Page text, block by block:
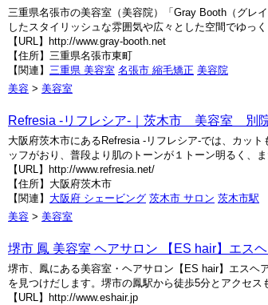
三重県名張市の美容室（美容院）「Gray Booth（グレ
したスタイリッシュな雰囲気や広々とした空間でゆっ
【URL】http://www.gray-booth.net
【住所】三重県名張市東町
【関連】 三重県 美容室 名張市 縮毛矯正 美容院
美容 > 美容室
Refresia -リフレシア-｜茨木市 美容室 別
大阪府茨木市にあるRefresia -リフレシア-では、カッ
ッフがおり、普段より肌のトーンが１トーン明るく、
【URL】http://www.refresia.net/
【住所】大阪府茨木市
【関連】 大阪府 シェービング 茨木市 サロン 茨木市駅
美容 > 美容室
堺市 鳳 美容室 ヘアサロン 【ES hair】エス
堺市、鳳にある美容室・ヘアサロン【ES hair】エスヘ
を見つけだします。堺市の鳳駅から徒歩5分とアクセス
【URL】http://www.eshair.jp